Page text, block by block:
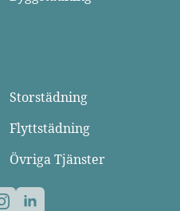
Storstädning
Flyttstädning
Övriga Tjänster